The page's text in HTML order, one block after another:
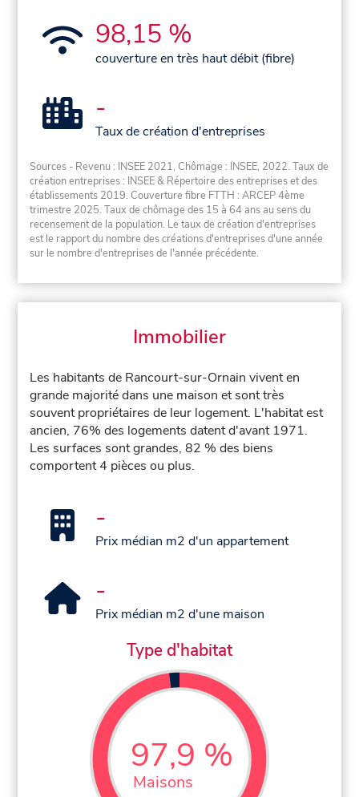
98,15 %
couverture en très haut débit (fibre)
-
Taux de création d'entreprises
Sources - Revenu : INSEE 2021, Chômage : INSEE, 2022. Taux de
création entreprises : INSEE & Répertoire des entreprises et des
établissements 2019. Couverture fibre FTTH : ARCEP 4ème
trimestre 2025. Taux de chômage des 15 à 64 ans au sens du
recensement de la population. Le taux de création d'entreprises
est le rapport du nombre des créations d'entreprises d'une année
sur le nombre d'entreprises de l'année précédente.
Immobilier
Les habitants de Rancourt-sur-Ornain vivent en
grande majorité dans une maison et sont très
souvent propriétaires de leur logement. L'habitat est
ancien, 76% des logements datent d'avant 1971.
Les surfaces sont grandes, 82 % des biens
comportent 4 pièces ou plus.
-
Prix médian m2 d'un appartement
-
Prix médian m2 d'une maison
Type d'habitat
97,9 %
Maisons